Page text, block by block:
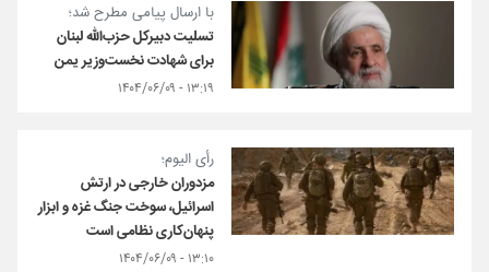
با ارسال پیامی مطرح شد؛
تسلیت دبیرکل حزب‌الله لبنان
برای شهادت نخست‌وزیر یمن
۱۳:۱۹ - ۱۴۰۴/۰۶/۰۹
رأی الیوم؛
مزدوران خارجی در ارتش
اسرائیل، سوخت جنگ غزه و ابزار
پنهان‌کاری نظامی است
۱۳:۱۰ - ۱۴۰۴/۰۶/۰۹